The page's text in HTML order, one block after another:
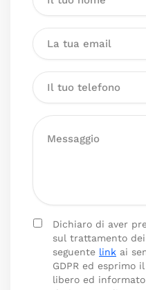
Dichiaro di aver
sul trattamento
seguente link ai
GDPR ed esprimo
libero ed